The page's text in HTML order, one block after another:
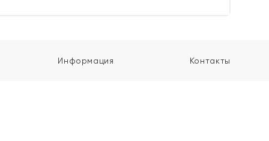
Информация Контакты